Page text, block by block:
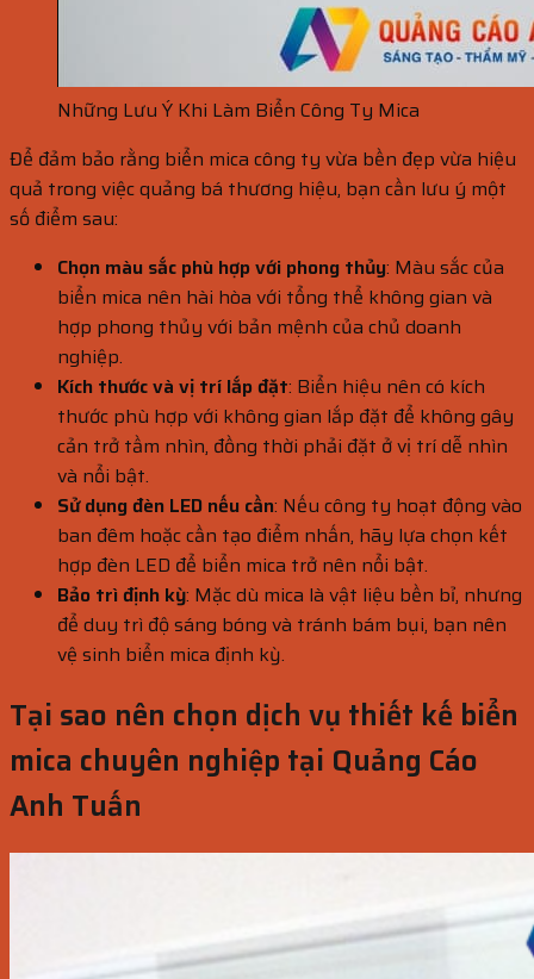
Những Lưu Ý Khi Làm Biển Công Ty Mica
Để đảm bảo rằng biển mica công ty vừa bền đẹp vừa hiệu
quả trong việc quảng bá thương hiệu, bạn cần lưu ý một
số điểm sau:
Chọn màu sắc phù hợp với phong thủy: Màu sắc của
biển mica nên hài hòa với tổng thể không gian và
hợp phong thủy với bản mệnh của chủ doanh
nghiệp.
Kích thước và vị trí lắp đặt: Biển hiệu nên có kích
thước phù hợp với không gian lắp đặt để không gây
cản trở tầm nhìn, đồng thời phải đặt ở vị trí dễ nhìn
và nổi bật.
Sử dụng đèn LED nếu cần: Nếu công ty hoạt động vào
ban đêm hoặc cần tạo điểm nhấn, hãy lựa chọn kết
hợp đèn LED để biển mica trở nên nổi bật.
Bảo trì định kỳ: Mặc dù mica là vật liệu bền bỉ, nhưng
để duy trì độ sáng bóng và tránh bám bụi, bạn nên
vệ sinh biển mica định kỳ.
Tại sao nên chọn dịch vụ thiết kế biển
mica chuyên nghiệp tại Quảng Cáo
Anh Tuấn